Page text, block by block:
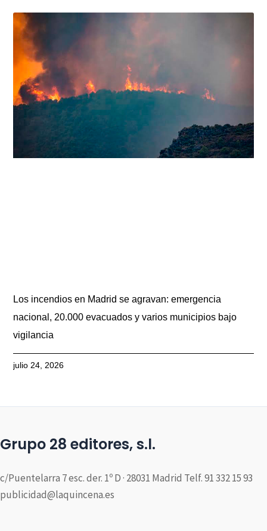
Los incendios en Madrid se agravan: emergencia
nacional, 20.000 evacuados y varios municipios bajo
vigilancia
julio 24, 2026
Grupo 28 editores, s.l.
c/Puentelarra 7 esc. der. 1º D · 28031 Madrid Telf. 91 332 15 93
publicidad@laquincena.es